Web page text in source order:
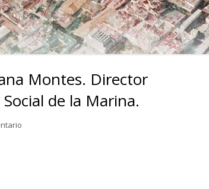
Montes. Director
de la Marina.
en 2.462. José Luis Villaplana Montes. Director